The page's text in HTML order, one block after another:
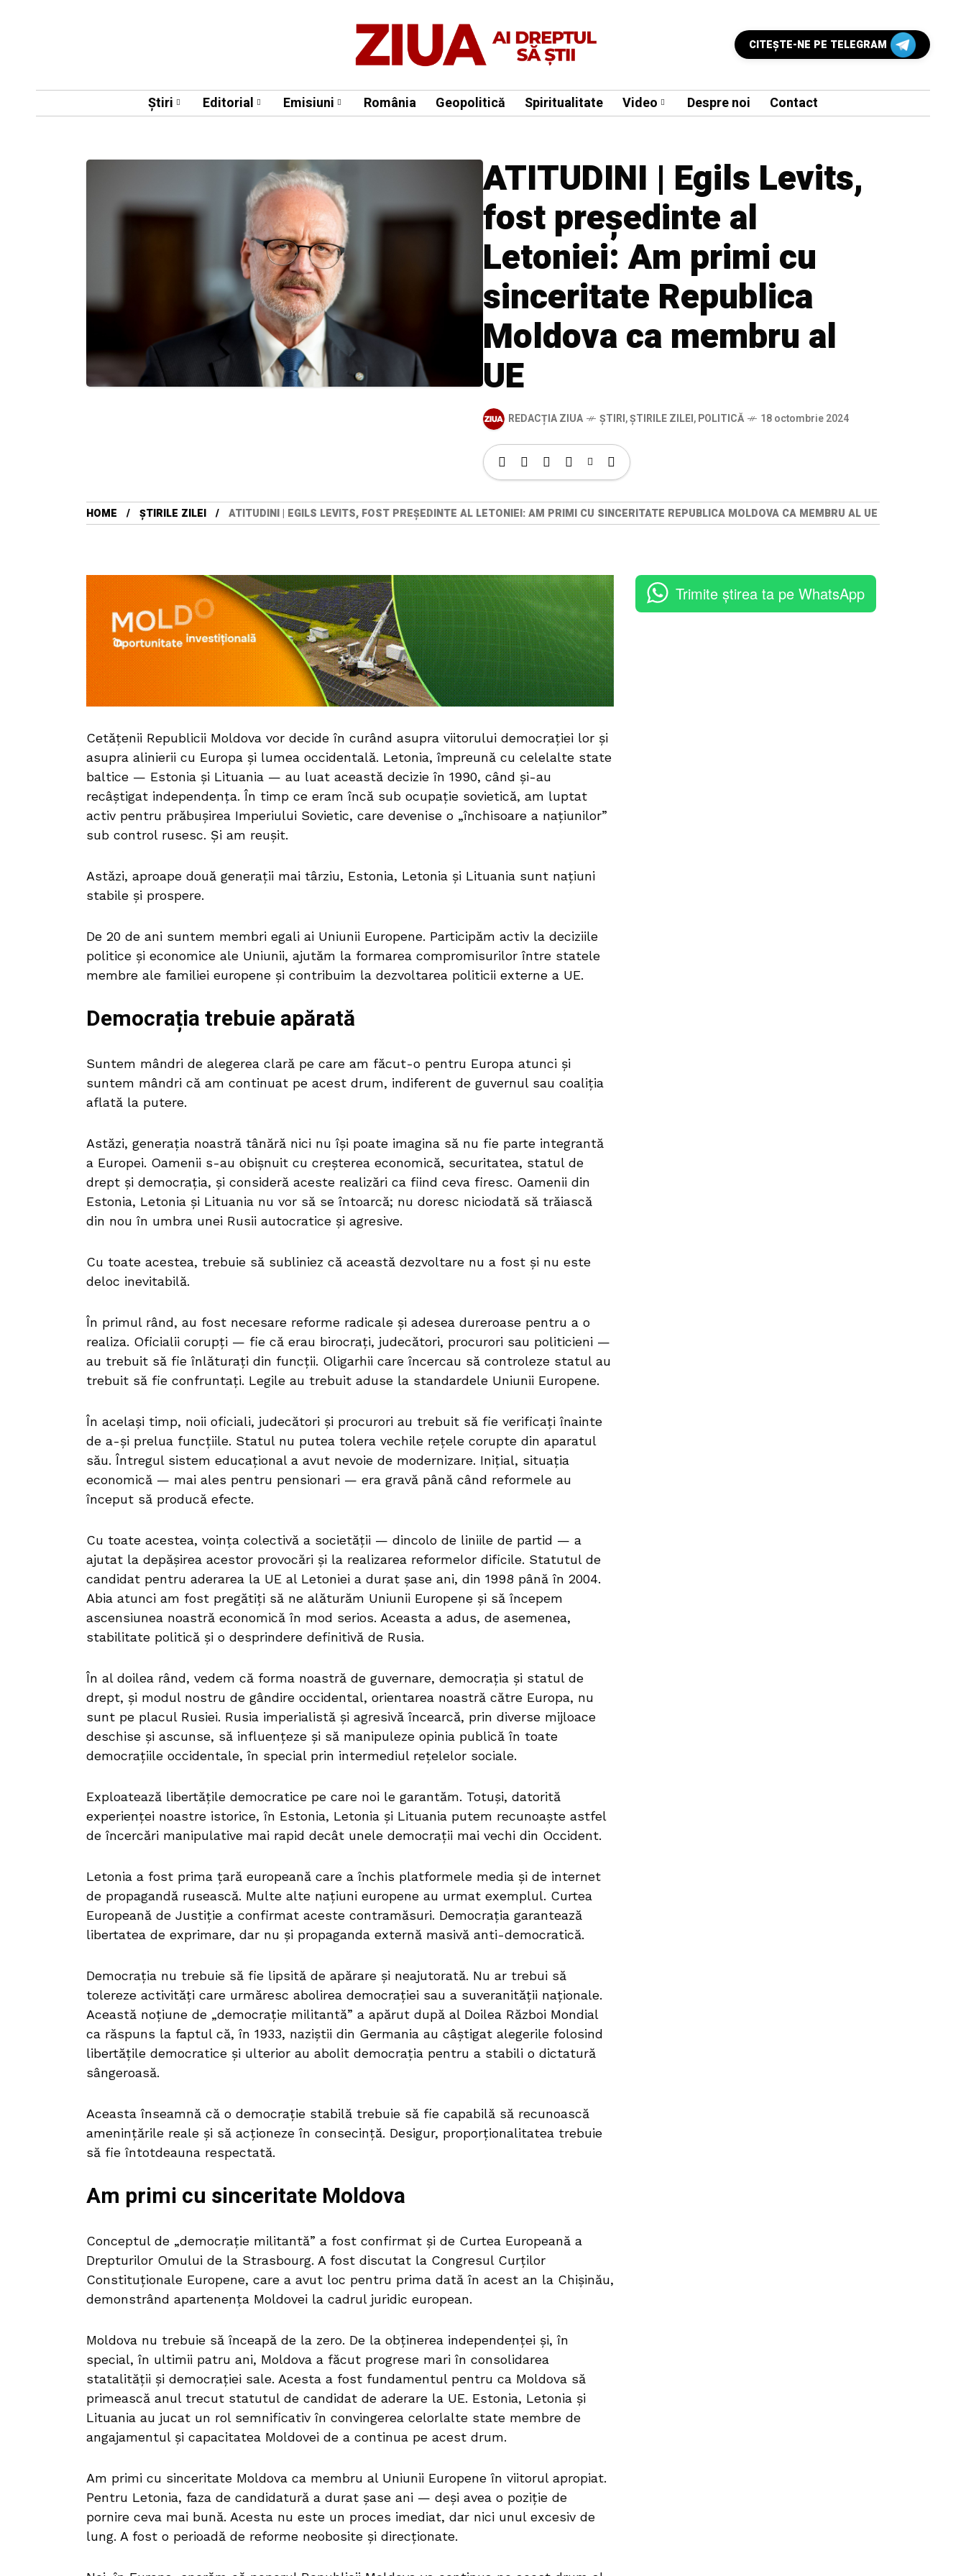
CITEŞTE-NE PE TELEGRAM
Știri Editorial Emisiuni România Geopolitică Spiritualitate Video Despre noi Contact
ATITUDINI | Egils Levits,
fost președinte al
Letoniei: Am primi cu
sinceritate Republica
Moldova ca membru al
UE
REDACȚIA ZIUA ȘTIRI,ȘTIRILE ZILEI,POLITICĂ 18 octombrie 2024
HOME ȘTIRILE ZILEI ATITUDINI | EGILS LEVITS, FOST PREȘEDINTE AL LETONIEI: AM PRIMI CU SINCERITATE REPUBLICA MOLDOVA CA MEMBRU AL UE
Cetățenii Republicii Moldova vor decide în curând asupra viitorului democrației lor și
asupra alinierii cu Europa și lumea occidentală. Letonia, împreună cu celelalte state
baltice — Estonia și Lituania — au luat această decizie în 1990, când și-au
recâștigat independența. În timp ce eram încă sub ocupație sovietică, am luptat
activ pentru prăbușirea Imperiului Sovietic, care devenise o „închisoare a națiunilor”
sub control rusesc. Și am reușit.
Astăzi, aproape două generații mai târziu, Estonia, Letonia și Lituania sunt națiuni
stabile și prospere.
De 20 de ani suntem membri egali ai Uniunii Europene. Participăm activ la deciziile
politice și economice ale Uniunii, ajutăm la formarea compromisurilor între statele
membre ale familiei europene și contribuim la dezvoltarea politicii externe a UE.
Democrația trebuie apărată
Suntem mândri de alegerea clară pe care am făcut-o pentru Europa atunci și
suntem mândri că am continuat pe acest drum, indiferent de guvernul sau coaliția
aflată la putere.
Astăzi, generația noastră tânără nici nu își poate imagina să nu fie parte integrantă
a Europei. Oamenii s-au obișnuit cu creșterea economică, securitatea, statul de
drept și democrația, și consideră aceste realizări ca fiind ceva firesc. Oamenii din
Estonia, Letonia și Lituania nu vor să se întoarcă; nu doresc niciodată să trăiască
din nou în umbra unei Rusii autocratice și agresive.
Cu toate acestea, trebuie să subliniez că această dezvoltare nu a fost și nu este
deloc inevitabilă.
În primul rând, au fost necesare reforme radicale și adesea dureroase pentru a o
realiza. Oficialii corupți — fie că erau birocrați, judecători, procurori sau politicieni —
au trebuit să fie înlăturați din funcții. Oligarhii care încercau să controleze statul au
trebuit să fie confruntați. Legile au trebuit aduse la standardele Uniunii Europene.
În același timp, noii oficiali, judecători și procurori au trebuit să fie verificați înainte
de a-și prelua funcțiile. Statul nu putea tolera vechile rețele corupte din aparatul
său. Întregul sistem educațional a avut nevoie de modernizare. Inițial, situația
economică — mai ales pentru pensionari — era gravă până când reformele au
început să producă efecte.
Cu toate acestea, voința colectivă a societății — dincolo de liniile de partid — a
ajutat la depășirea acestor provocări și la realizarea reformelor dificile. Statutul de
candidat pentru aderarea la UE al Letoniei a durat șase ani, din 1998 până în 2004.
Abia atunci am fost pregătiți să ne alăturăm Uniunii Europene și să începem
ascensiunea noastră economică în mod serios. Aceasta a adus, de asemenea,
stabilitate politică și o desprindere definitivă de Rusia.
În al doilea rând, vedem că forma noastră de guvernare, democrația și statul de
drept, și modul nostru de gândire occidental, orientarea noastră către Europa, nu
sunt pe placul Rusiei. Rusia imperialistă și agresivă încearcă, prin diverse mijloace
deschise și ascunse, să influențeze și să manipuleze opinia publică în toate
democrațiile occidentale, în special prin intermediul rețelelor sociale.
Exploatează libertățile democratice pe care noi le garantăm. Totuși, datorită
experienței noastre istorice, în Estonia, Letonia și Lituania putem recunoaște astfel
de încercări manipulative mai rapid decât unele democrații mai vechi din Occident.
Letonia a fost prima țară europeană care a închis platformele media și de internet
de propagandă rusească. Multe alte națiuni europene au urmat exemplul. Curtea
Europeană de Justiție a confirmat aceste contramăsuri. Democrația garantează
libertatea de exprimare, dar nu și propaganda externă masivă anti-democratică.
Democrația nu trebuie să fie lipsită de apărare și neajutorată. Nu ar trebui să
tolereze activități care urmăresc abolirea democrației sau a suveranității naționale.
Această noțiune de „democrație militantă” a apărut după al Doilea Război Mondial
ca răspuns la faptul că, în 1933, naziștii din Germania au câștigat alegerile folosind
libertățile democratice și ulterior au abolit democrația pentru a stabili o dictatură
sângeroasă.
Aceasta înseamnă că o democrație stabilă trebuie să fie capabilă să recunoască
amenințările reale și să acționeze în consecință. Desigur, proporționalitatea trebuie
să fie întotdeauna respectată.
Am primi cu sinceritate Moldova
Conceptul de „democrație militantă” a fost confirmat și de Curtea Europeană a
Drepturilor Omului de la Strasbourg. A fost discutat la Congresul Curților
Constituționale Europene, care a avut loc pentru prima dată în acest an la Chișinău,
demonstrând apartenența Moldovei la cadrul juridic european.
Moldova nu trebuie să înceapă de la zero. De la obținerea independenței și, în
special, în ultimii patru ani, Moldova a făcut progrese mari în consolidarea
statalității și democrației sale. Acesta a fost fundamentul pentru ca Moldova să
primească anul trecut statutul de candidat de aderare la UE. Estonia, Letonia și
Lituania au jucat un rol semnificativ în convingerea celorlalte state membre de
angajamentul și capacitatea Moldovei de a continua pe acest drum.
Am primi cu sinceritate Moldova ca membru al Uniunii Europene în viitorul apropiat.
Pentru Letonia, faza de candidatură a durat șase ani — deși avea o poziție de
pornire ceva mai bună. Acesta nu este un proces imediat, dar nici unul excesiv de
lung. A fost o perioadă de reforme neobosite și direcționate.
Trimite știrea ta pe WhatsApp